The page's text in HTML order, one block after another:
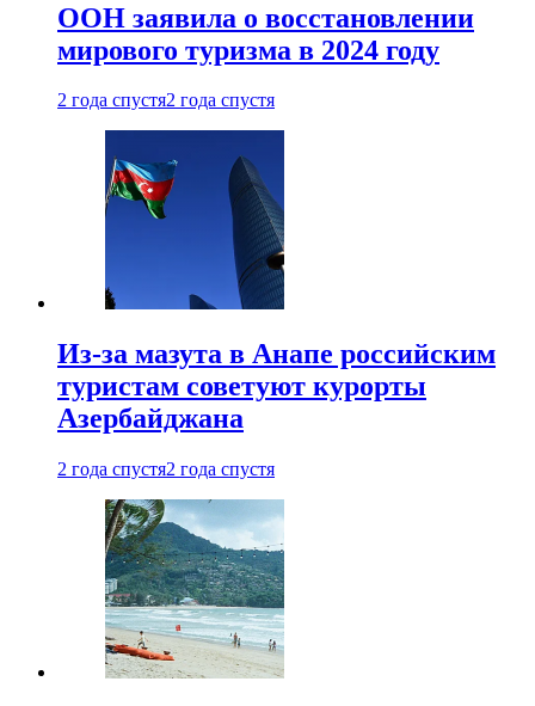
ООН заявила о восстановлении
мирового туризма в 2024 году
2 года спустя2 года спустя
Из-за мазута в Анапе российским
туристам советуют курорты
Азербайджана
2 года спустя2 года спустя